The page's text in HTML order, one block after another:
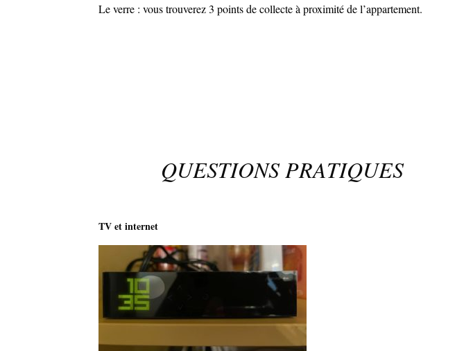
Le verre : vous trouverez 3 points de collecte à proximité de l’appartement.
QUESTIONS PRATIQUES
TV et internet